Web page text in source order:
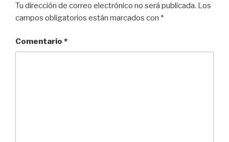
Tu dirección de correo electrónico no será publicada. Los
campos obligatorios están marcados con *
Comentario *